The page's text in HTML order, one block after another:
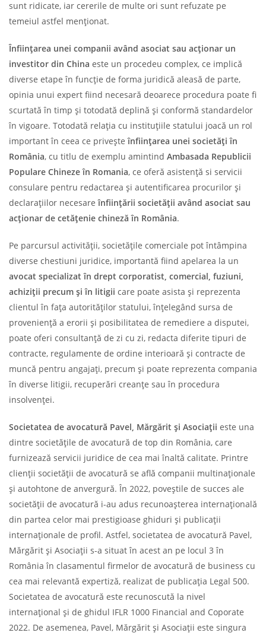
sunt ridicate, iar cererile de multe ori sunt refuzate pe
temeiul astfel menționat.
Înființarea unei companii având asociat sau acționar un
investitor din China este un procedeu complex, ce implică
diverse etape în funcție de forma juridică aleasă de parte,
opinia unui expert fiind necesară deoarece procedura poate fi
scurtată în timp și totodată deplină și conformă standardelor
în vigoare. Totodată relația cu instituțiile statului joacă un rol
important în ceea ce priveșteînființarea unei societăți în
România, cu titlu de exemplu amintind Ambasada Republicii
Populare Chineze în Romania, ce oferă asistență si servicii
consulare pentru redactarea și autentificarea procurilor și
declarațiilor necesareînființării societății având asociat sau
acționar de cetățenie chineză în România.
Pe parcursul activității, societățile comerciale pot întâmpina
diverse chestiuni juridice, importantă fiind apelarea la un
avocat specializat în drept corporatist, comercial, fuziuni,
achiziții precum și în litigii care poate asista și reprezenta
clientul în fața autorităților statului, înțelegând sursa de
proveniență a erorii și posibilitatea de remediere a disputei,
poate oferi consultanță de zi cu zi, redacta diferite tipuri de
contracte, regulamente de ordine interioară și contracte de
muncă pentru angajați, precum și poate reprezenta compania
în diverse litigii, recuperări creanțe sau în procedura
insolvenței.
Societatea de avocatură Pavel, Mărgărit și Asociații este una
dintre societățile de avocatură de top din România, care
furnizează servicii juridice de cea mai înaltă calitate. Printre
clienții societății de avocatură se află companii multinaționale
și autohtone de anvergură. În 2022, poveștile de succes ale
societății de avocatură i-au adus recunoașterea internațională
din partea celor mai prestigioase ghiduri și publicații
internaționale de profil. Astfel, societatea de avocatură Pavel,
Mărgărit și Asociații s-a situat în acest an pe locul 3 în
România în clasamentul firmelor de avocatură de business cu
cea mai relevantă expertiză, realizat de publicația Legal 500.
Societatea de avocatură este recunoscută la nivel
internațional și de ghidul IFLR 1000 Financial and Coporate
2022. De asemenea, Pavel, Mărgărit și Asociații este singura